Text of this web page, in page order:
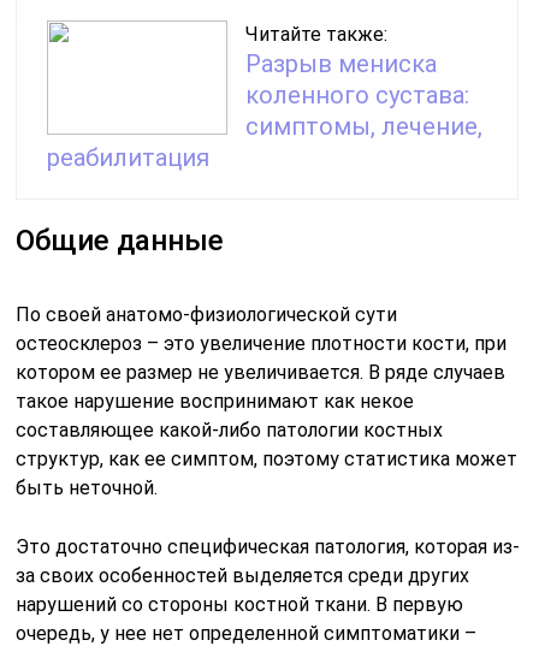
Читайте также:
Разрыв мениска
коленного сустава:
симптомы, лечение,
реабилитация
Общие данные
По своей анатомо-физиологической сути
остеосклероз – это увеличение плотности кости, при
котором ее размер не увеличивается. В ряде случаев
такое нарушение воспринимают как некое
составляющее какой-либо патологии костных
структур, как ее симптом, поэтому статистика может
быть неточной.
Это достаточно специфическая патология, которая из-
за своих особенностей выделяется среди других
нарушений со стороны костной ткани. В первую
очередь, у нее нет определенной симптоматики –